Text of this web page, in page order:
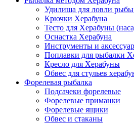
Удилища для ловли
Крючки Херабуна
Тесто для Херабуны
Оснастка Херабуна
Инструменты и
Поплавки для рыбалки
Кресло для Херабуны
Обвес для стульев
Форелевая рыбалка
Подсачеки форелевые
Форелевые приманки
Форелевые ящики
Обвес и стаканы